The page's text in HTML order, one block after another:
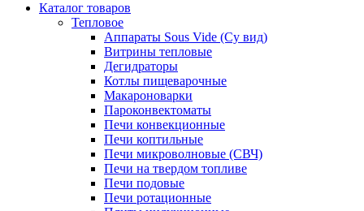
Каталог товаров
Тепловое
Аппараты Sous Vide (Су вид)
Витрины тепловые
Дегидраторы
Котлы пищеварочные
Макароноварки
Пароконвектоматы
Печи конвекционные
Печи коптильные
Печи микроволновые (СВЧ)
Печи на твердом топливе
Печи подовые
Печи ротационные